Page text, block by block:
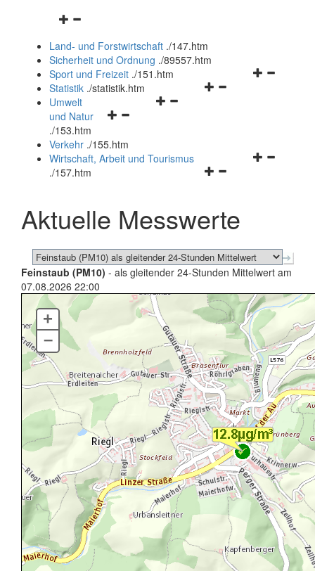
Navigationsmenü
und
schließen
Land- und Forstwirtschaft ./147.htm
Sicherheit und Ordnung ./89557.htm
Navigationsmenü
Sport und Freizeit ./151.htm
Navigationsmenü
Statistik ./statistik.htm
Navigationsmenü
und
schließen
Umwelt
und Natur
./153.htm
Verkehr ./155.htm
Navigationsmenü
schließen
Wirtschaft, Arbeit und Tourismus
./157.htm
Aktuelle Messwerte
Feinstaub (PM10) - als gleitender 24-Stunden Mittelwert am
07.08.2026 22:00
+
–